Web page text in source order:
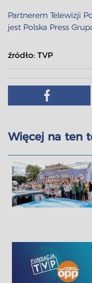
Partnerem Telewizji
jest Polska Press
źródło: TVP
Więcej na ten